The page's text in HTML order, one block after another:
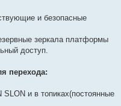
и безопасные
зеркала платформы
доступ.
перехода:
и в топиках(постоянные